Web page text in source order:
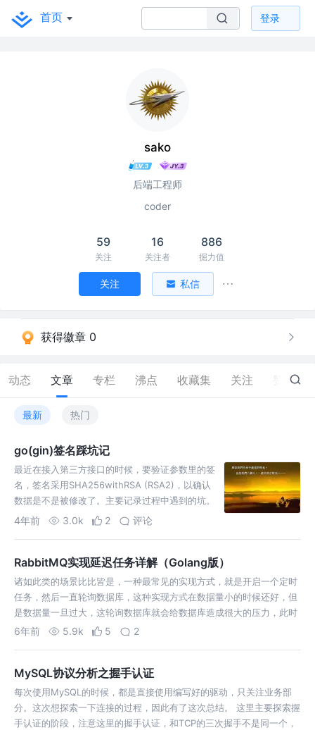
首页 登录
sako
后端工程师
coder
59
关注
16
关注者
886
掘力值
关注 私信
获得徽章 0
动态 文章 专栏 沸点 收藏集 关注 61
最新 热门
go(gin)签名踩坑记
最近在接入第三方接口的时候，要验证参数里的签
名，签名采用SHA256withRSA (RSA2)，以确认
数据是不是被修改了。主要记录过程中遇到的坑。
4年前 3.0k 2 评论
RabbitMQ实现延迟任务详解（Golang版）
诸如此类的场景比比皆是，一种最常见的实现方式，就是开启一个定时
任务，然后一直轮询数据库，这种实现方式在数据量小的时候还好，但
是数据量一旦过大，这轮询数据库就会给数据库造成很大的压力，此时
全面扫表的实现方式就显得不可靠了。 另外一种实现方式，就是用延迟
6年前 5.9k 5 2
MySQL协议分析之握手认证
每次使用MySQL的时候，都是直接使用编写好的驱动，只关注业务部
分。这次想探索一下连接的过程，因此有了这次总结。 这里主要探索握
手认证的阶段，注意这里的握手认证，和TCP的三次握手不是同一个，